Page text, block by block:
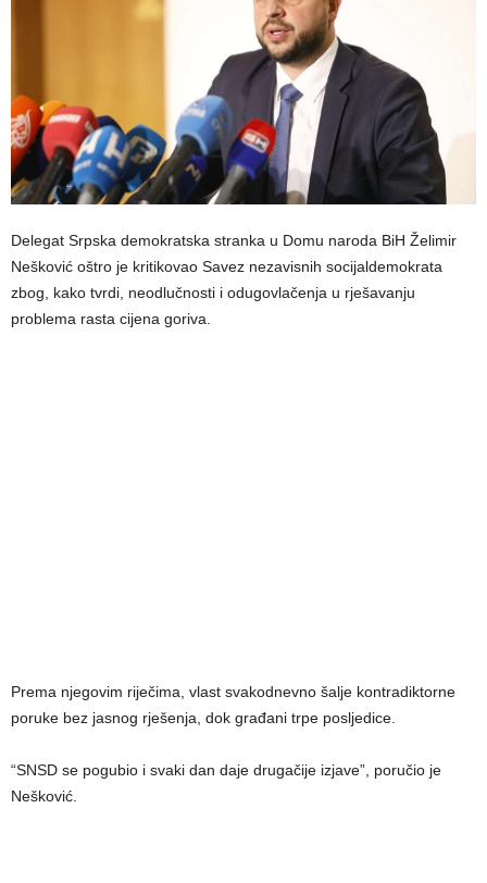
Delegat Srpska demokratska stranka u Domu naroda BiH Želimir
Nešković oštro je kritikovao Savez nezavisnih socijaldemokrata
zbog, kako tvrdi, neodlučnosti i odugovlačenja u rješavanju
problema rasta cijena goriva.
Prema njegovim riječima, vlast svakodnevno šalje kontradiktorne
poruke bez jasnog rješenja, dok građani trpe posljedice.
“SNSD se pogubio i svaki dan daje drugačije izjave”, poručio je
Nešković.